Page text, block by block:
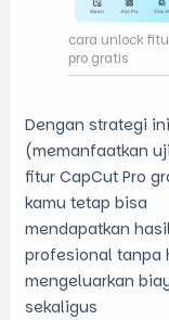
cara unlock
pro gratis
Dengan strategi ini
(memanfaatkan
fitur CapCut Pro
kamu tetap bisa
mendapatkan
profesional tanpa
mengeluarkan
sekaligus